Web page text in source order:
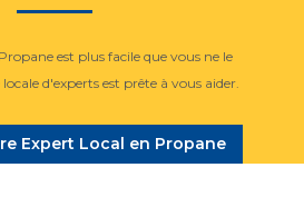
est plus facile que vous ne le
d'experts est prête à vous aider.
Expert Local en Propane